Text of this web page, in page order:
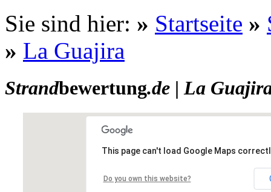
Sie sind hier: » Startseite »
» La Guajira
Strandbewertung.de |La
This page can't load Google Maps
Do you own this website?